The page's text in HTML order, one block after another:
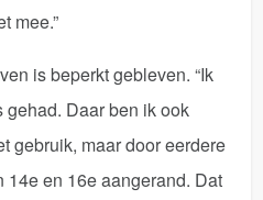
mee.”
is beperkt gebleven. “Ik
Daar ben ik ook
gebruik, maar door eerdere
14e en 16e aangerand. Dat